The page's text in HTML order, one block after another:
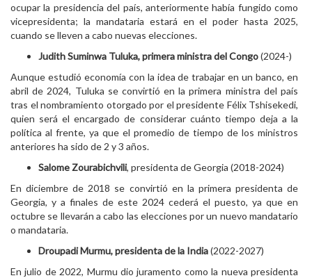
ocupar la presidencia del país, anteriormente había fungido como
vicepresidenta; la mandataria estará en el poder hasta 2025,
cuando se lleven a cabo nuevas elecciones.
Judith Suminwa Tuluka, primera ministra del Congo(2024-)
Aunque estudió economía con la idea de trabajar en un banco, en
abril de 2024, Tuluka se convirtió en la primera ministra del país
tras el nombramiento otorgado por el presidente Félix Tshisekedi,
quien será el encargado de considerar cuánto tiempo deja a la
política al frente, ya que el promedio de tiempo de los ministros
anteriores ha sido de 2 y 3 años.
Salome Zourabichvili, presidenta de Georgia (2018-2024)
En diciembre de 2018 se convirtió en la primera presidenta de
Georgia, y a finales de este 2024 cederá el puesto, ya que en
octubre se llevarán a cabo las elecciones por un nuevo mandatario
o mandataria.
Droupadi Murmu, presidenta de la India(2022-2027)
En julio de 2022, Murmu dio juramento como la nueva presidenta